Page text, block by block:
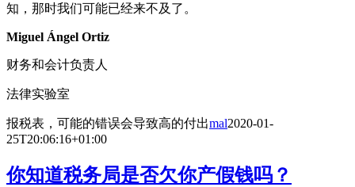
知，那时我们可能已经来不及了。
Miguel Ángel Ortiz
财务和会计负责人
法律实验室
报税表，可能的错误会导致高的付出mal2020-01-
25T20:06:16+01:00
你知道税务局是否欠你产假钱吗？